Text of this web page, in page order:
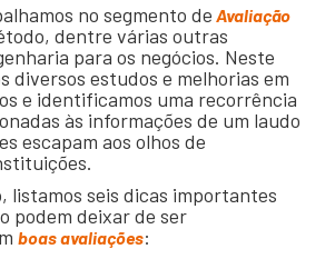
no segmento de Avaliação
dentre várias outras
para os negócios. Neste
diversos estudos e melhorias em
e identificamos uma recorrência
às informações de um laudo
escapam aos olhos de
listamos seis dicas importantes
podem deixar de ser
boas avaliações: